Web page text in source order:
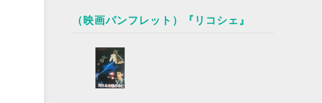
（映画パンフレット）『リコシェ』